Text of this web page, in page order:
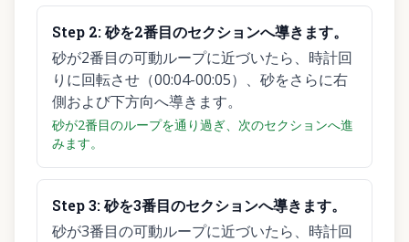
Step 2:砂を2番目のセクションへ導きます。
砂が2番目の可動ループに近づいたら、時計回
りに回転させ（00:04-00:05）、砂をさらに右
側および下方向へ導きます。
砂が2番目のループを通り過ぎ、次のセクションへ進
みます。
Step3:砂を3番目のセクションへ導きます。
砂が3番目の可動ループに近づいたら、時計回